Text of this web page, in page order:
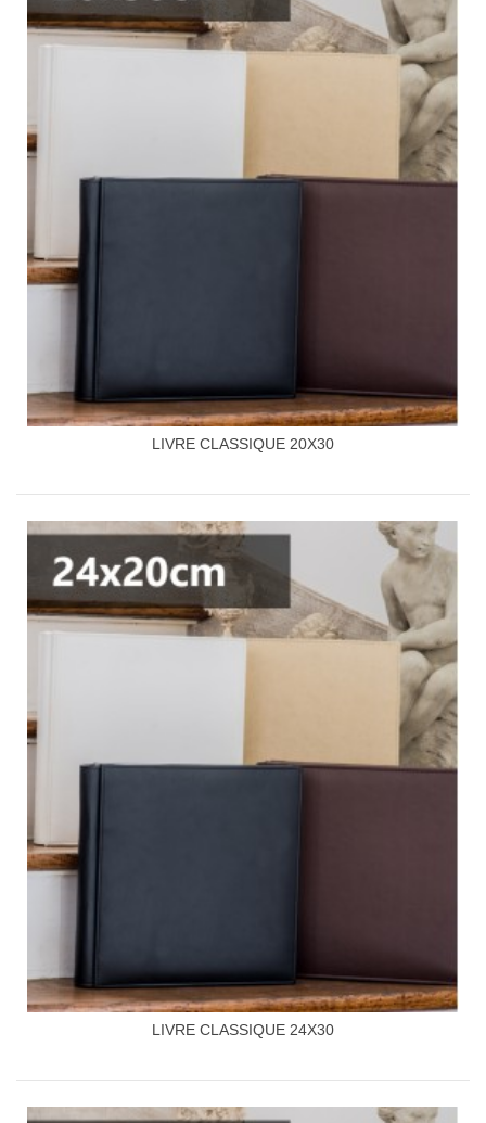
LIVRE CLASSIQUE 20X30
LIVRE CLASSIQUE 24X30